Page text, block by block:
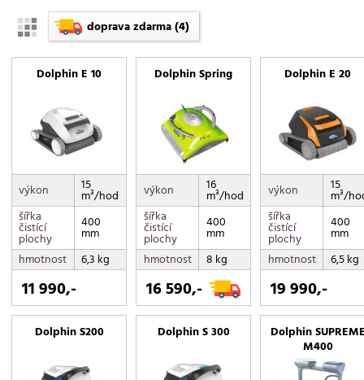
doprava zdarma(4)
Dolphin E 10
výkon 15
m³/hod
šířka
čistící
plochy
400
mm
hmotnost
6,3 kg
11 990,-
Dolphin Spring
výkon 16
m³/hod
šířka
čistící
plochy
400
mm
hmotnost
8 kg
16 590,-
Dolphin E 20
výkon 15
m³/
šířka
čistící
plochy
400
mm
hmotnost
6,5 kg
19 990,-
Dolphin S200 Dolphin S 300 Dolphin
M400